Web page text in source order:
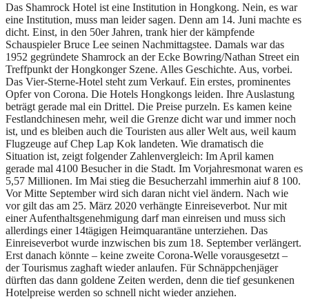
Das Shamrock Hotel ist eine Institution in Hongkong. Nein, es war
eine Institution, muss man leider sagen. Denn am 14. Juni machte es
dicht. Einst, in den 50er Jahren, trank hier der kämpfende
Schauspieler Bruce Lee seinen Nachmittagstee. Damals war das
1952 gegründete Shamrock an der Ecke Bowring/Nathan Street ein
Treffpunkt der Hongkonger Szene. Alles Geschichte. Aus, vorbei.
Das Vier-Sterne-Hotel steht zum Verkauf. Ein erstes, prominentes
Opfer von Corona. Die Hotels Hongkongs leiden. Ihre Auslastung
beträgt gerade mal ein Drittel. Die Preise purzeln. Es kamen keine
Festlandchinesen mehr, weil die Grenze dicht war und immer noch
ist, und es bleiben auch die Touristen aus aller Welt aus, weil kaum
Flugzeuge auf Chep Lap Kok landeten. Wie dramatisch die
Situation ist, zeigt folgender Zahlenvergleich: Im April kamen
gerade mal 4100 Besucher in die Stadt. Im Vorjahresmonat waren es
5,57 Millionen. Im Mai stieg die Besucherzahl immerhin aiuf 8 100.
Vor Mitte September wird sich daran nicht viel ändern. Nach wie
vor gilt das am 25. März 2020 verhängte Einreiseverbot. Nur mit
einer Aufenthaltsgenehmigung darf man einreisen und muss sich
allerdings einer 14tägigen Heimquarantäne unterziehen. Das
Einreiseverbot wurde inzwischen bis zum 18. September verlängert.
Erst danach könnte – keine zweite Corona-Welle vorausgesetzt –
der Tourismus zaghaft wieder anlaufen. Für Schnäppchenjäger
dürften das dann goldene Zeiten werden, denn die tief gesunkenen
Hotelpreise werden so schnell nicht wieder anziehen.